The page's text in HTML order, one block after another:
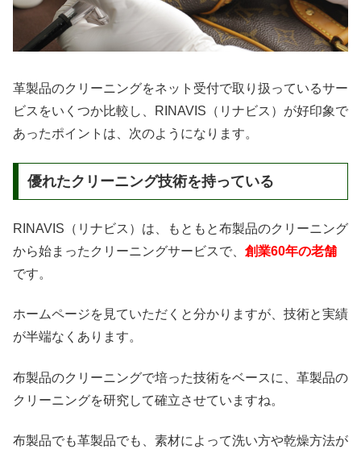
革製品のクリーニングをネット受付で取り扱っているサー
ビスをいくつか比較し、RINAVIS（リナビス）が好印象で
あったポイントは、次のようになります。
優れたクリーニング技術を持っている
RINAVIS（リナビス）は、もともと布製品のクリーニング
から始まったクリーニングサービスで、 創業60年の老舗
です。
ホームページを見ていただくと分かりますが、技術と実績
が半端なくあります。
布製品のクリーニングで培った技術をベースに、革製品の
クリーニングを研究して確立させていますね。
布製品でも革製品でも、素材によって洗い方や乾燥方法が